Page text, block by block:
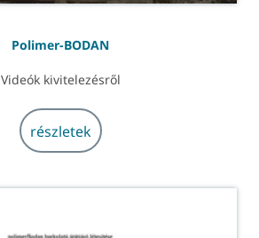
Polimer-BODAN
Videók kivitelezésről
részletek